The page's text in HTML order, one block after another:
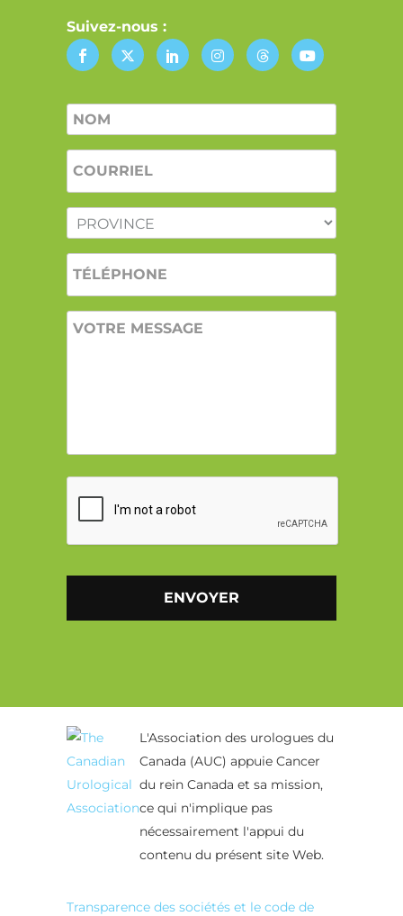
Suivez-nous :
Nom
PROVINCE
VOTRE
MESSAGE
L'Association des urologues du
Canada (AUC) appuie Cancer
du rein Canada et sa mission,
ce qui n'implique pas
nécessairement l'appui du
contenu du présent site Web.
Transparence des sociétés et le code de